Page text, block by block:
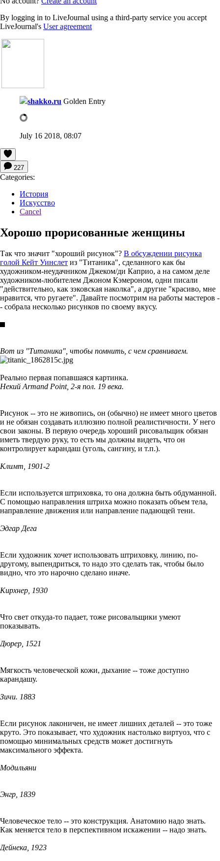
By logging in to LiveJournal using a third-party service you accept
LiveJournal's User agreement
shakko.ru Golden Entry
July 16 2018, 08:07
227
Categories:
История
Искусство
Cancel
Хорошо прорисованные женщины
Так что значит "хороший рисунок"? В обсуждении рисунка
голой Кейт Уинслет из "Титаника", сделанного как бы
художником-неудачником Джеком/ди Каприо, а на самом деле
художником-любителем Джоном Кэмероном, одни писали
"действительно, как зэковская наколка", а другие "красиво, мне
нравится, что ругаете". Давайте посмотрим на работы мастеров -
- собрала несколько рисунков по своему вкусу.
Вот из "Титаника", чтобы помнить, с чем сравниваем.
Реально первая попавшаяся картинка.
Некий Armand Point, 2-я пол. 19 века.
Рисунок -- это не живопись, он (обычно) не имеет много цветов
и не обязан создавать иллюзию полной реалистичности. У него
свои законы. В первую очередь хороший рисовальщик обязан
иметь твердую руку, то есть мы должны видеть, что он
контролирует карандаш (уголь, сангину, и т.п.).
Климт, 1901-2
Если используется штриховка, то она должна быть обдуманной.
С помощью направления штриха можно показать объем тела,
направление движения или направление падающей тени.
Эдгар Дега
Если художник хочет использовать штриховку, линию, по-
другому, выпендриться, то надо это сделать так, чтобы было
видно, что это нарочно сделано иначе.
Кирхнер, 1930
Что свет откуда-то падает, тоже рисовальщики умеют
показывать.
Дюрер, 1521
Мягкость человеческой кожи, дыхание -- тоже доступно
карандашу.
Зичи. 1883
Если рисунок лаконичен, не имеет лишних деталей -- это тоже
круто. Это показывает, что художник настолько виртуоз, что с
помощью минимальных средств может достигнуть
максимального эффекта.
Модильяни
Энгр, 1839
Человеческое тело -- это конструкция. Анатомию надо знать.
Как меняется тело в перспективном искажении -- надо знать.
Дейнека, 1923